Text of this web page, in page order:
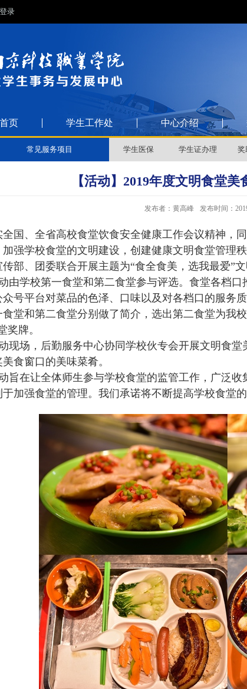
录
首页 学生工作处 中心介绍
常见服务项目 学生医保 学生证办理 奖
【活动】2019年度文明食堂
发布者：黄高峰 发布时间：
全国、全省高校食堂饮食安全健康工作会议精神，
强学校食堂的文明建设，创建健康文明食堂管理
部、团委联合开展主题为“食全食美，选我最爱”
由学校第一食堂和第二食堂参与评选。食堂各档
号平台对菜品的色泽、口味以及对各档口的服务
食堂和第二食堂分别做了简介，选出第二食堂为我校
奖牌。
现场，后勤服务中心协同学校伙专会开展文明食
食窗口的美味菜肴。
旨在让全体师生参与学校食堂的监管工作，广泛
加强食堂的管理。我们承诺将不断提高学校食堂